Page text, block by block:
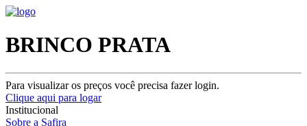
BRINCO PRATA
Para visualizar os preços você precisa fazer login.
Clique aqui para logar
Institucional
Sobre a Safira